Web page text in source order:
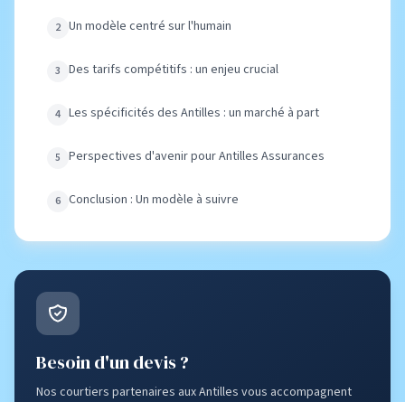
Un modèle centré sur l'humain
Des tarifs compétitifs : un enjeu crucial
Les spécificités des Antilles : un marché à part
Perspectives d'avenir pour Antilles Assurances
Conclusion : Un modèle à suivre
Besoin d'un devis ?
Nos courtiers partenaires aux Antilles vous accompagnent